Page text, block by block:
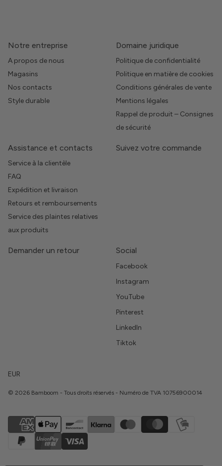
Notre entreprise
A propos de nous
Magasins
Nos contacts
Style durable
Domaine juridique
Politique de confidentialité
Politique en matière de cookies
Conditions générales de vente
Mentions légales
Rappel de produit – Consignes
de sécurité
Assistance et contacts
Service à la clientèle
FAQ
Expédition et livraison
Retours et remboursements
Service des plaintes relatives
aux produits
Suivez votre commande
Demander un retour Social
Facebook
Instagram
YouTube
Pinterest
LinkedIn
Tiktok
EUR
© 2026 Bamboom - Tous droits réservés - Numéro de TVA 10756900014